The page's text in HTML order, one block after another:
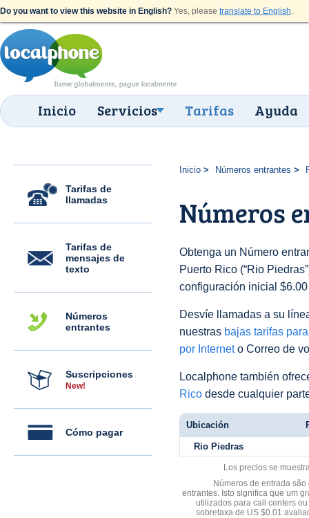
Do you want to view this website in English? Yes, please translate to English.
Inicio Servicios Tarifas Ayuda
Tarifas de
llamadas
Tarifas de
mensajes de
texto
Números
entrantes
Suscripciones
New!
Cómo pagar
Inicio Números entrantes
Números
Obtenga un Número
Puerto Rico (“Rio
configuración inicial
Desvíe llamadas a su
nuestras bajas tarifas
por Interneto Correo de
Localphone también
Rico desde cualquier
Ubicación
Rio Piedras
Los precios se
Números de entrada
entrantes. Isto significa que um
utilizados para call centers
sobretaxa de US $0.01